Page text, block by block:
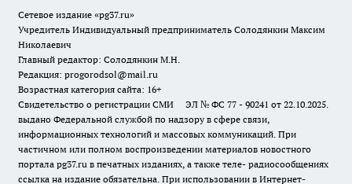
Сетевое издание «pg37.ru»
Учредитель Индивидуальный предприниматель Солодянкин Максим
Николаевич
Главный редактор: Солодянкин М.Н.
Редакция: progorodsol@mail.ru
Возрастная категория сайта: 16+
Свидетельство о регистрации СМИ ЭЛ № ФС 77 - 90241 от 22.10.2025.
выдано Федеральной службой по надзору в сфере связи,
информационных технологий и массовых коммуникаций. При
частичном или полном воспроизведении материалов новостного
портала pg37.ru в печатных изданиях, а также теле- радиосообщениях
ссылка на издание обязательна. При использовании в Интернет-